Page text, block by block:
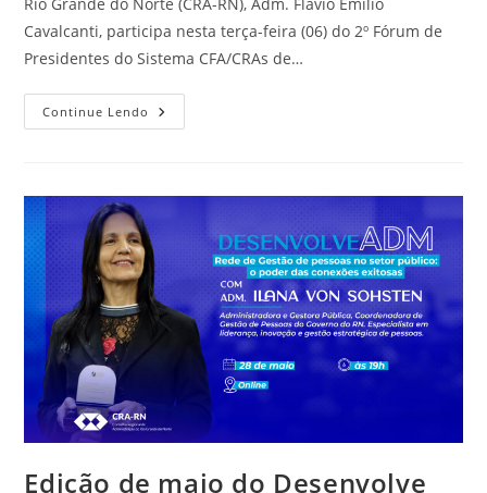
Cavalcanti, participa nesta terça-feira (06) do 2º Fórum de
Presidentes do Sistema CFA/CRAs de…
Continue Lendo CRA-
RN
De
Do
Sistema
CFA/CRAs,
Em
São
Luís
Edição de maio do Desenvolve